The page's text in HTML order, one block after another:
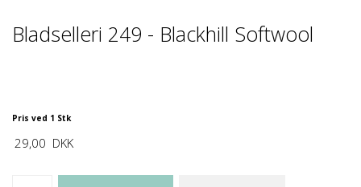
Bladselleri 249 - Blackhill Softwool
Pris ved 1 Stk
29,00 DKK